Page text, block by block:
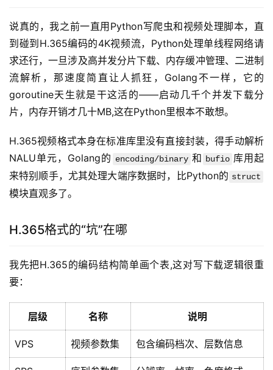
说真的，我之前一直用Python写爬虫和视频处理脚本，直
到碰到H.365编码的4K视频流，Python处理单线程网络请
求还行，一旦涉及高并发分片下载、内存缓冲管理、二进制
流解析，那速度简直让人抓狂，Golang不一样，它的
goroutine天生就是干这活的——启动几千个并发下载分
片，内存开销才几十MB,这在Python里根本不敢想。
H.365视频格式本身在标准库里没有直接封装，得手动解析
NALU单元，Golang的 encoding/binary 和 bufio 库用起
来特别顺手，尤其处理大端序数据时，比Python的 struct
模块直观多了。
H.365格式的“坑”在哪
我先把H.365的编码结构简单画个表,这对写下载逻辑很重
要：
层级 名称 说明
VPS 视频参数集 包含编码档次、层数信息